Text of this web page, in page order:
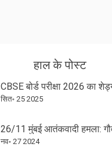
हाल के पोस्ट
सित॰ 25 2025
नव॰ 27 2024